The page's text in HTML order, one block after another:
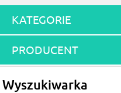
KATEGORIE
PRODUCENT
Wyszukiwarka